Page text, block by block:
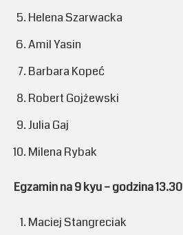
Helena Szarwacka
Amil Yasin
Barbara Kopeć
Robert Gojżewski
Julia Gaj
Milena Rybak
Egzamin na 9 kyu – godzina 13.30
Maciej Stangreciak